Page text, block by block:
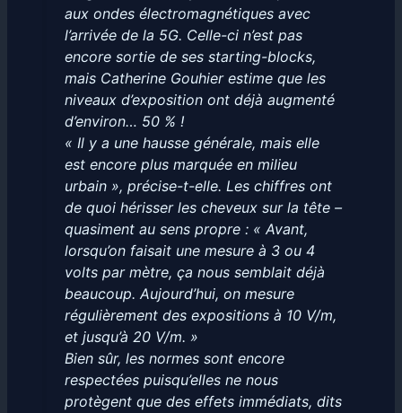
aux ondes électromagnétiques avec
l’arrivée de la 5G. Celle-ci n’est pas
encore sortie de ses starting-blocks,
mais Catherine Gouhier estime que les
niveaux d’exposition ont déjà augmenté
d’environ… 50 % !
« Il y a une hausse générale, mais elle
est encore plus marquée en milieu
urbain », précise-t-elle. Les chiffres ont
de quoi hérisser les cheveux sur la tête –
quasiment au sens propre : « Avant,
lorsqu’on faisait une mesure à 3 ou 4
volts par mètre, ça nous semblait déjà
beaucoup. Aujourd’hui, on mesure
régulièrement des expositions à 10 V/m,
et jusqu’à 20 V/m. »
Bien sûr, les normes sont encore
respectées puisqu’elles ne nous
protègent que des effets immédiats, dits